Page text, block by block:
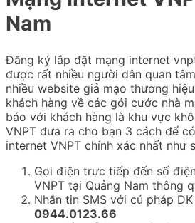
Nam
Đăng ký lắp đặt mạng internet
được rất nhiều người dân quan
nhiều website giả mạo thương
khách hàng về các gói cước nhà
báo với khách hàng là khu vực
VNPT đưa ra cho bạn 3 cách để
internet VNPT chính xác nhất như
Gọi điện trực tiếp đến số
VNPT tại Quảng Nam thông
Nhắn tin SMS với cú pháp
0944.0123.66